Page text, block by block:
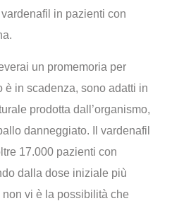
in pazienti con
un promemoria per
è in scadenza, sono adatti in
prodotta dall’organismo,
danneggiato. Il vardenafil
17.000 pazienti con
dalla dose iniziale più
vi è la possibilità che